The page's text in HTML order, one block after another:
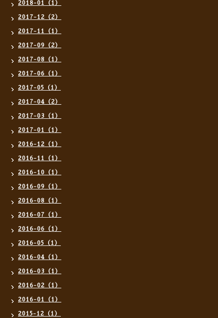
2018-01（1）
2017-12（2）
2017-11（1）
2017-09（2）
2017-08（1）
2017-06（1）
2017-05（1）
2017-04（2）
2017-03（1）
2017-01（1）
2016-12（1）
2016-11（1）
2016-10（1）
2016-09（1）
2016-08（1）
2016-07（1）
2016-06（1）
2016-05（1）
2016-04（1）
2016-03（1）
2016-02（1）
2016-01（1）
2015-12（1）